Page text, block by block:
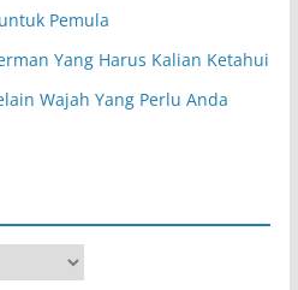
Pemula
Yang Harus Kalian Ketahui
Wajah Yang Perlu Anda